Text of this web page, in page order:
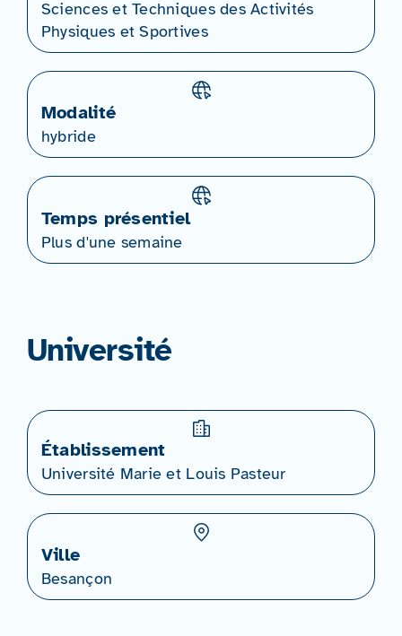
Sciences et Techniques des Activités
Physiques et Sportives
Modalité
hybride
Temps présentiel
Plus d'une semaine
Université
Établissement
Université Marie et Louis Pasteur
Ville
Besançon